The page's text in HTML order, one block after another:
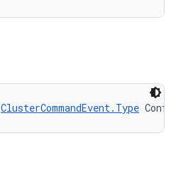
ClusterCommandEvent.Type